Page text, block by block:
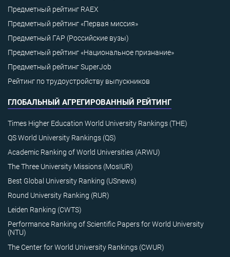
Предметный рейтинг RAEX
Предметный рейтинг «Первая миссия»
Предметный ГАР (Российские вузы)
Предметный рейтинг «Национальное признание»
Предметный рейтинг SuperJob
Рейтинг по трудоустройству выпускников
ГЛОБАЛЬНЫЙ АГРЕГИРОВАННЫЙ РЕЙТИНГ
Times Higher Education World University Rankings (THE)
QS World University Rankings (QS)
Academic Ranking of World Universities (ARWU)
The Three University Missions (MosIUR)
Best Global University Ranking (USnews)
Round University Ranking (RUR)
Leiden Ranking (CWTS)
Performance Ranking of Scientific Papers for World University
(NTU)
The Center for World University Rankings (CWUR)